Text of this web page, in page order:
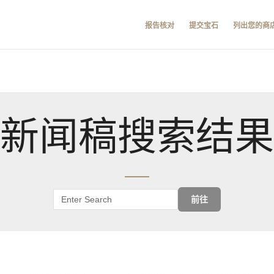
报告核对 提交宝石 列出您的商
新闻稿搜索结果
前往